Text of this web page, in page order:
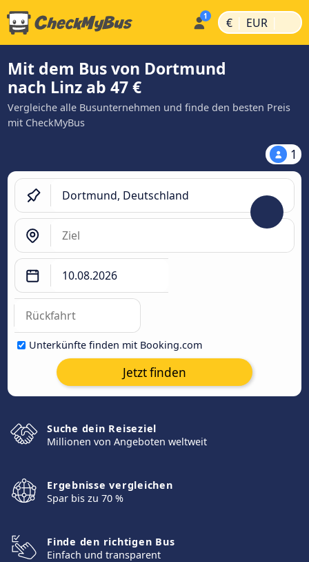
€ | EUR |
Mit dem Bus von Dortmund
nach Linz ab 47 €
Vergleiche alle Busunternehmen und finde den besten Preis
mit CheckMyBus
1
Unterkünfte finden mit Booking.com
Jetzt finden
Suche dein Reiseziel
Millionen von Angeboten weltweit
Ergebnisse vergleichen
Spar bis zu 70 %
Finde den richtigen Bus
Einfach und transparent